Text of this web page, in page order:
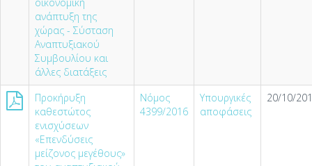
ανάπτυξη της
χώρας - Σύσταση
Αναπτυξιακού
Συμβουλίου και
άλλες διατάξεις
Προκήρυξη
καθεστώτος
ενισχύσεων
«Επενδύσεις
μείζονος μεγέθους»
Νόμος
4399/2016
Υπουργικές
αποφάσεις
20/10/